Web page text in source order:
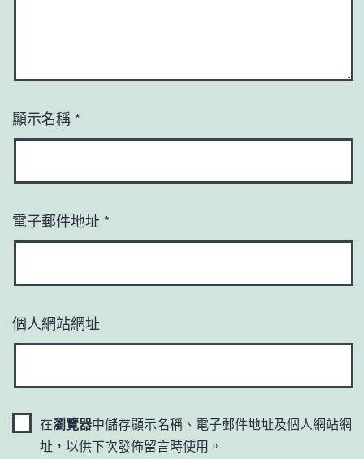
顯示名稱 *
電子郵件地址 *
個人網站網址
在瀏覽器中儲存顯示名稱、電子郵件地址及個人網站網
址，以供下次發佈留言時使用。